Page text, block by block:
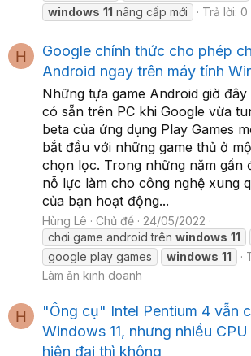
windows 11 nâng cấp mới Trả lời: 0
H
Google chính thức cho phép
Android ngay trên máy tính
Những tựa game Android giờ
có sẵn trên PC khi Google vừa
beta của ứng dụng Play Games
bắt đầu với những game thủ ở
chọn lọc. Trong những năm gần
nỗ lực làm cho công nghệ xung
của bạn hoạt động...
Hùng Lê Chủ đề
24/05/2022
chơi game android trên windows 11
google play games
windows 11
Làm ăn kinh doanh
H
"Ông cụ" Intel Pentium 4 vẫn
Windows 11, nhưng nhiều
hiện đại thì không